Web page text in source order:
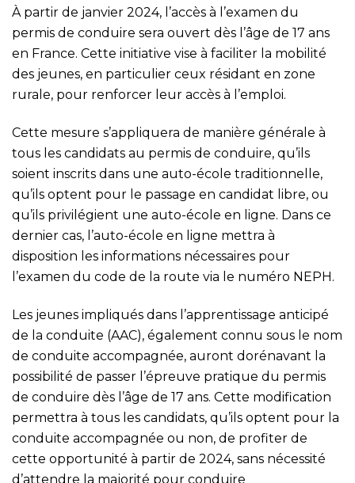
À partir de janvier 2024, l’accès à l’examen du
permis de conduire sera ouvert dès l’âge de 17 ans
en France. Cette initiative vise à faciliter la mobilité
des jeunes, en particulier ceux résidant en zone
rurale, pour renforcer leur accès à l’emploi.
Cette mesure s’appliquera de manière générale à
tous les candidats au permis de conduire, qu’ils
soient inscrits dans une auto-école traditionnelle,
qu’ils optent pour le passage en candidat libre, ou
qu’ils privilégient une auto-école en ligne. Dans ce
dernier cas, l’auto-école en ligne mettra à
disposition les informations nécessaires pour
l’examen du code de la route via le numéro NEPH.
Les jeunes impliqués dans l’apprentissage anticipé
de la conduite (AAC), également connu sous le nom
de conduite accompagnée, auront dorénavant la
possibilité de passer l’épreuve pratique du permis
de conduire dès l’âge de 17 ans. Cette modification
permettra à tous les candidats, qu’ils optent pour la
conduite accompagnée ou non, de profiter de
cette opportunité à partir de 2024, sans nécessité
d’attendre la majorité pour conduire